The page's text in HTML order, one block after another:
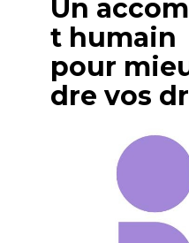
Un
t humain
pour
dre vos